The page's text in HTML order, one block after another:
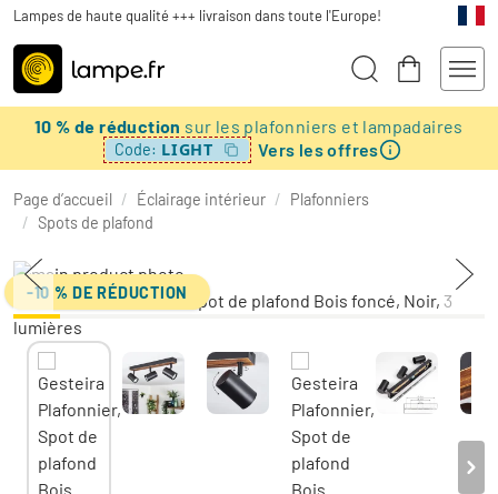
Lampes de haute qualité +++ livraison dans toute l'Europe!
10 % de réduction sur les plafonniers et lampadaires
Code: LIGHT Vers les offres
Page d’accueil / Éclairage intérieur / Plafonniers
/ Spots de plafond
-10 % DE RÉDUCTION